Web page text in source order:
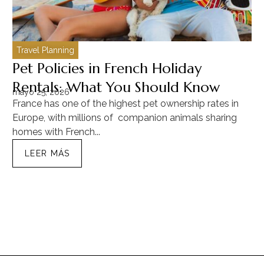
Travel Planning
Pet Policies in French Holiday
Rentals: What You Should Know
mayo 25, 2026
France has one of the highest pet ownership rates in
Europe, with millions of companion animals sharing
homes with French...
LEER MÁS